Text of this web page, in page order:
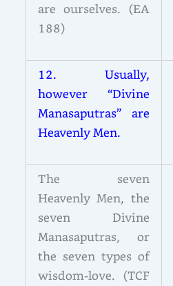
are ourselves. (EA
188)
12. Usually,
however “Divine
Manasaputras” are
Heavenly Men.
The seven
Heavenly Men, the
seven Divine
Manasaputras, or
the seven types of
wisdom-love. (TCF